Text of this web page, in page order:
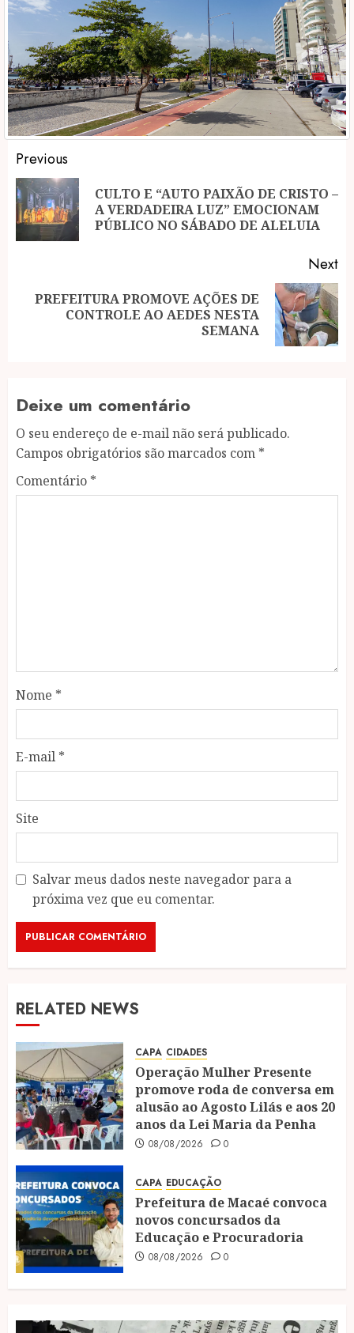
Post
navigation
Previous
CULTO E “AUTO PAIXÃO DE CRISTO –
A VERDADEIRA LUZ” EMOCIONAM
PÚBLICO NO SÁBADO DE ALELUIA
Next
Next
PREFEITURA PROMOVE AÇÕES DE
CONTROLE AO AEDES NESTA
SEMANA
Deixe um comentário
O seu endereço de e-mail não será publicado.
Campos obrigatórios são marcados com *
Comentário *
Nome *
E-mail *
Site
Salvar meus dados neste navegador para a
próxima vez que eu comentar.
RELATED NEWS
CAPA CIDADES
Operação Mulher Presente
promove roda de conversa em
alusão ao Agosto Lilás e aos 20
anos da Lei Maria da Penha
08/08/2026 0
CAPA EDUCAÇÃO
Prefeitura de Macaé convoca
novos concursados da
Educação e Procuradoria
08/08/2026 0